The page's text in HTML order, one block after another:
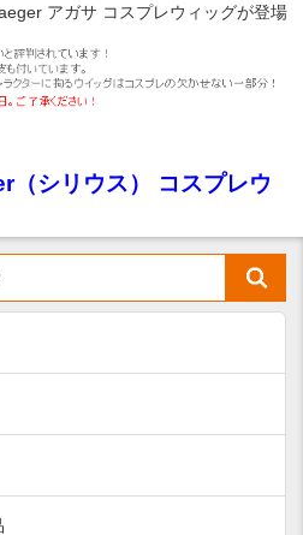
アガサ コスプレウィッグが登場
シリウス） コスプレウ